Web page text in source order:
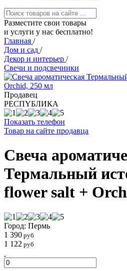
Разместите свои товары
и услуги у нас бесплатно!
Главная /
Дом и сад /
Декор и интерьер /
Свечи и подсвечники
Продавец
РЕСПYБЛИКА
Показать телефон
Товар на сайте продавца
Свеча
Термальный
flower salt +
Город: Пермь
1 390 руб
1 122 руб